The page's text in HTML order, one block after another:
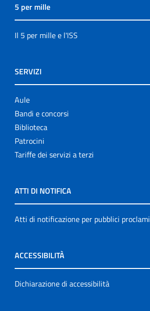
5 per mille
Il 5 per mille e l'ISS
SERVIZI
Aule
Bandi e concorsi
Biblioteca
Patrocini
Tariffe dei servizi a terzi
ATTI DI NOTIFICA
Atti di notificazione per pubblici proclami
ACCESSIBILITÀ
Dichiarazione di accessibilità